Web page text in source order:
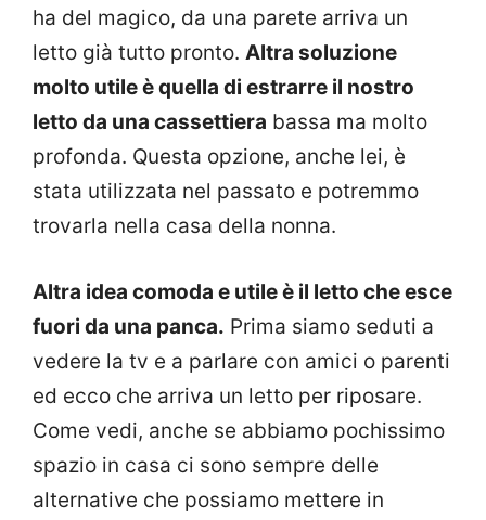
ha del magico, da una parete arriva un
letto già tutto pronto. Altra soluzione
molto utile è quella di estrarre il nostro
letto da una cassettiera bassa ma molto
profonda. Questa opzione, anche lei, è
stata utilizzata nel passato e potremmo
trovarla nella casa della nonna.
Altra idea comoda e utile è il letto che esce
fuori da una panca. Prima siamo seduti a
vedere la tv e a parlare con amici o parenti
ed ecco che arriva un letto per riposare.
Come vedi, anche se abbiamo pochissimo
spazio in casa ci sono sempre delle
alternative che possiamo mettere in